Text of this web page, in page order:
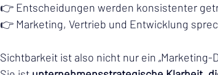
👉 Entscheidungen werden konsistenter
👉 Marketing, Vertrieb und Entwicklung
Sichtbarkeit ist also nicht nur ein „Marketing-